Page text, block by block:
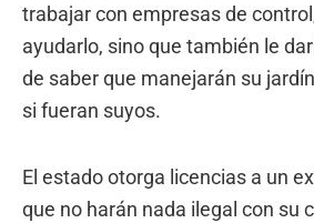
trabajar con empresas de
ayudarlo, sino que también le
de saber que manejarán su
si fueran suyos.
El estado otorga licencias a un
que no harán nada ilegal con su